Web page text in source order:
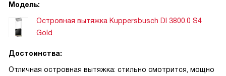
Модель:
Островная вытяжка Kuppersbusch DI 3800.0 S4
Gold
Достоинства:
Отличная островная вытяжка: стильно смотрится, мощно